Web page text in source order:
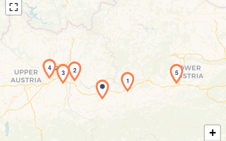
Laden der Karte...
1
2
3
4
5
+